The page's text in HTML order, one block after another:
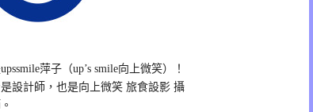
萍子（up’s smile向上微笑）！
設計師，也是向上微笑 旅食設影 攝